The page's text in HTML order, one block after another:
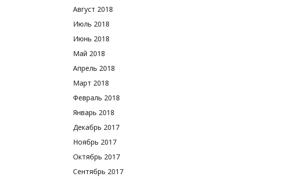
Август 2018
Июль 2018
Июнь 2018
Май 2018
Апрель 2018
Март 2018
Февраль 2018
Январь 2018
Декабрь 2017
Ноябрь 2017
Октябрь 2017
Сентябрь 2017